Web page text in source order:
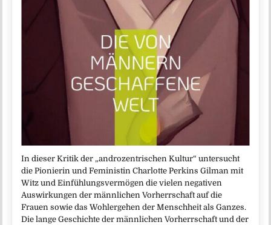
In dieser Kritik der „androzentrischen Kultur“ untersucht
die Pionierin und Feministin Charlotte Perkins Gilman mit
Witz und Einfühlungsvermögen die vielen negativen
Auswirkungen der männlichen Vorherrschaft auf die
Frauen sowie das Wohlergehen der Menschheit als Ganzes.
Die lange Geschichte der männlichen Vorherrschaft und der